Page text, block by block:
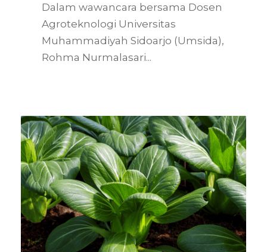
Dalam wawancara bersama Dosen
Agroteknologi Universitas
Muhammadiyah Sidoarjo (Umsida),
Rohma Nurmalasari...